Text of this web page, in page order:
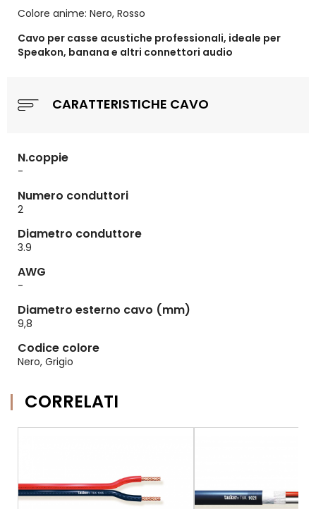
Colore anime: Nero, Rosso
Cavo per casse acustiche professionali, ideale per
Speakon, banana e altri connettori audio
CARATTERISTICHE CAVO
N.coppie
-
Numero conduttori
2
Diametro conduttore
3.9
AWG
-
Diametro esterno cavo (mm)
9,8
Codice colore
Nero, Grigio
CORRELATI